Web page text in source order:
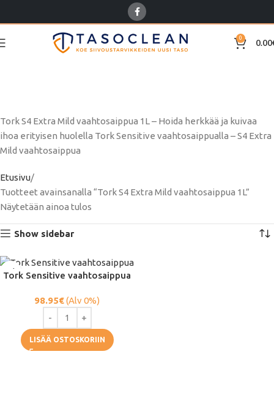
0 0.00
Tork S4 Extra Mild vaahtosaippua 1L – Hoida herkkää ja kuivaa
ihoa erityisen huolella Tork Sensitive vaahtosaippualla – S4 Extra
Mild vaahtosaippua
Etusivu
Tuotteet avainsanalla “Tork S4 Extra Mild vaahtosaippua 1L”
Näytetään ainoa tulos
Show sidebar
Tork Sensitive vaahtosaippua
98.95€(Alv 0%)
LISÄÄ OSTOSKORIIN